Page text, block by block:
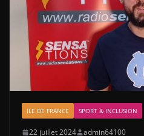
ILE DE FRANCE SPORT & INCLUSION
22 juillet 2024 admin64100